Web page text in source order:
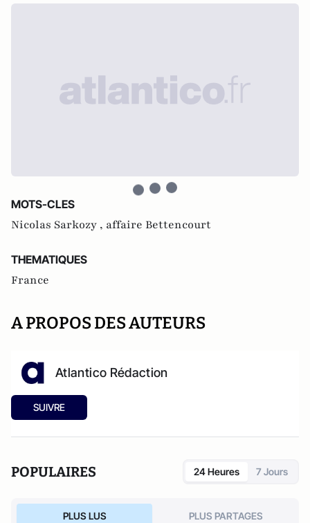
MOTS-CLES
Nicolas Sarkozy , affaire Bettencourt
THEMATIQUES
France
A PROPOS DES AUTEURS
Atlantico Rédaction
SUIVRE
POPULAIRES 24 Heures 7 Jours
PLUS LUS PLUS PARTAGES